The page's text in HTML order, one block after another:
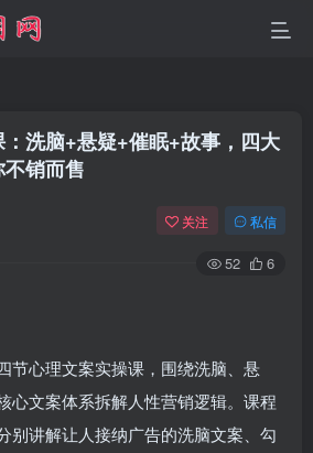
洗脑+悬疑+催眠+故事，四大
销而售
关注 私信
52 6
节心理文案实操课，围绕洗脑、悬
心文案体系拆解人性营销逻辑。课程
别讲解让人接纳广告的洗脑文案、勾